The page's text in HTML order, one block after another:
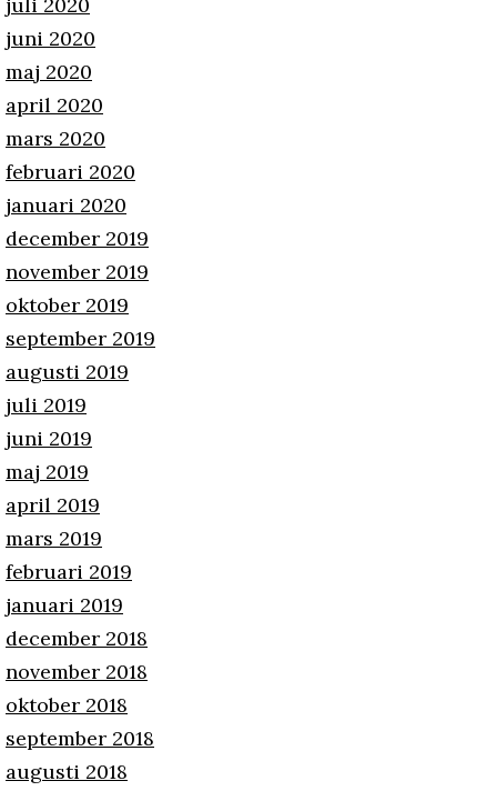
juli 2020
juni 2020
maj 2020
april 2020
mars 2020
februari 2020
januari 2020
december 2019
november 2019
oktober 2019
september 2019
augusti 2019
juli 2019
juni 2019
maj 2019
april 2019
mars 2019
februari 2019
januari 2019
december 2018
november 2018
oktober 2018
september 2018
augusti 2018